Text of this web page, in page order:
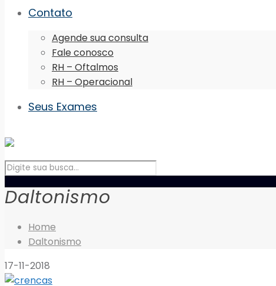
Contato
Agende sua consulta
Fale conosco
RH – Oftalmos
RH – Operacional
Seus Exames
Daltonismo
Home
Daltonismo
17-11-2018